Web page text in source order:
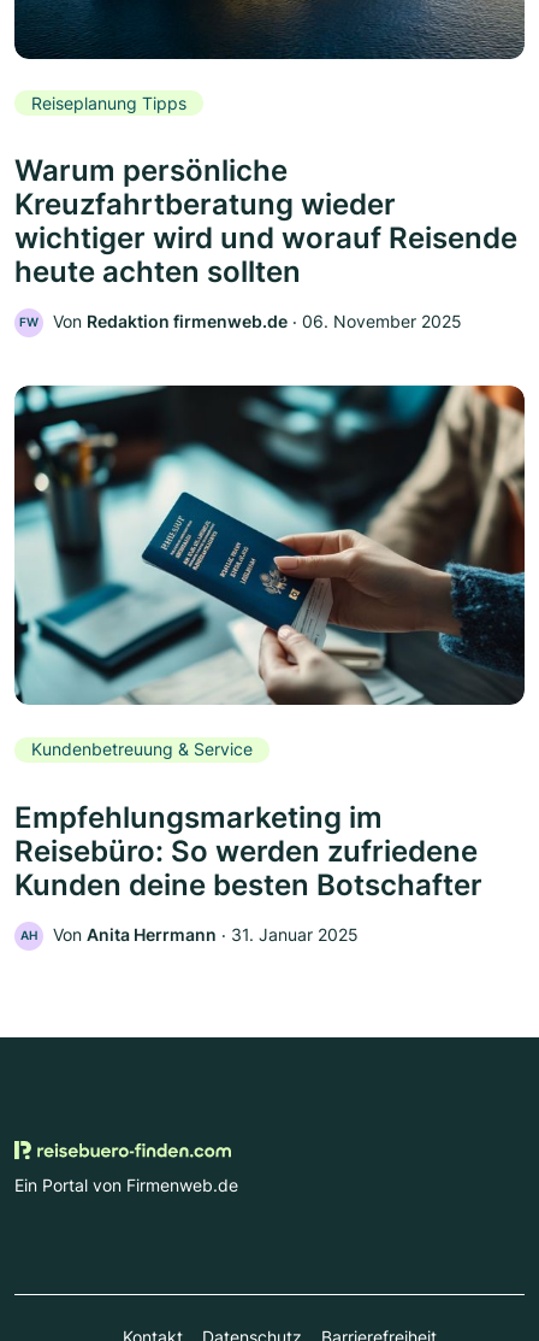
Reiseplanung Tipps
Warum persönliche
Kreuzfahrtberatung wieder
wichtiger wird und worauf Reisende
heute achten sollten
FW Von Redaktion firmenweb.de ‧ 06. November 2025
Kundenbetreuung & Service
Empfehlungsmarketing im
Reisebüro: So werden zufriedene
Kunden deine besten Botschafter
AH Von Anita Herrmann ‧ 31. Januar 2025
Ein Portal von Firmenweb.de
Kontakt Datenschutz Barrierefreiheit